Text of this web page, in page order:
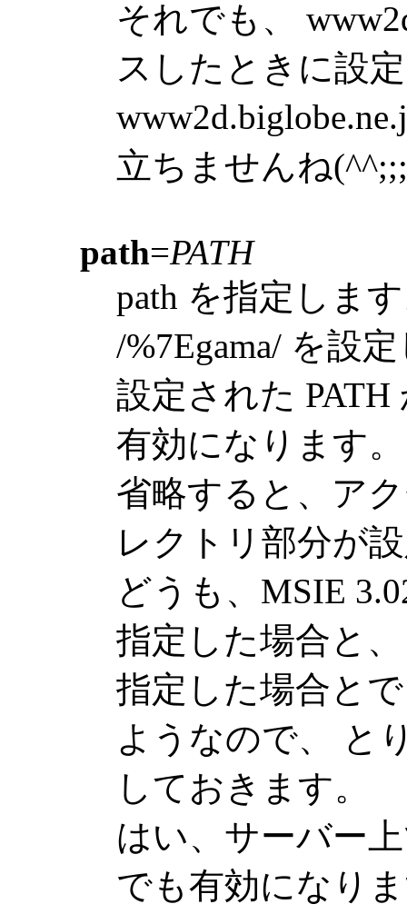
それでも、
スしたときに設
立ちませんね(^^;;;
path=PATH
path を指定しま
/%7Egama/ を設
設定された
有効になります。
省略すると、ア
レクトリ部分が
どうも、MSIE
指定した場合と
指定した場合と
ようなので、 と
しておきます。
はい、サーバー
でも有効になり